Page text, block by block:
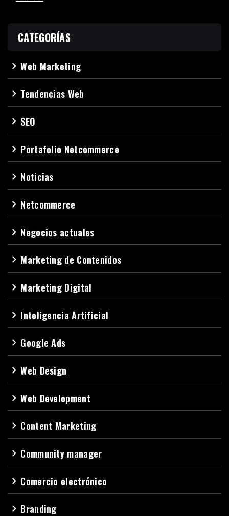
CATEGORÍAS
navigate_nextWeb Marketing
navigate_next Tendencias Web
navigate_next SEO
navigate_next Portafolio Netcommerce
navigate_next Noticias
navigate_next Netcommerce
navigate_next Negocios actuales
navigate_next Marketing de Contenidos
navigate_next Marketing Digital
navigate_next Inteligencia Artificial
navigate_next Google Ads
navigate_nextWeb Design
navigate_nextWeb Development
navigate_next Content Marketing
navigate_next Community manager
navigate_next Comercio electrónico
navigate_next Branding